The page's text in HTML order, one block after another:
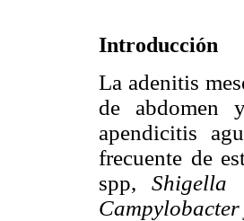
Introducción
La adenitis
de abdomen
apendicitis
frecuente de
spp,Shigella